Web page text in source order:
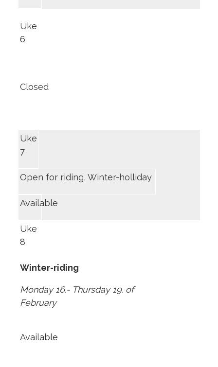
Uke
6
Closed
Uke
7
Open for riding, Winter-holliday
Available
Uke
8
Winter-riding
Monday 16.- Thursday 19. of
February
Available